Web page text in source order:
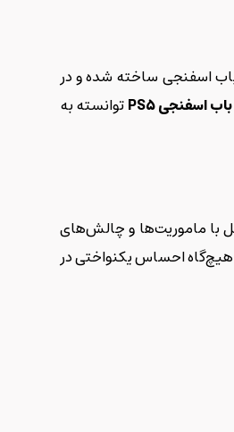
اسفنجی ساخته شده و در
باب اسفنجیPS5
توانسته به
با ماموریت‌ها و چالش‌های
هیچ‌گاه احساس یکنواختی در